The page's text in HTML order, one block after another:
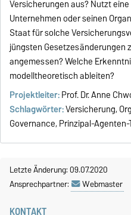
Versicherungen aus? Nutzt
Unternehmen oder seinen
Staat für solche
jüngsten Gesetzesänderungen
angemessen? Welche
modelltheoretisch ableiten?
Projektleiter:Prof. Dr. Anne
Schlagwörter:Versicherung,
Governance, Prinzipal-
Letzte Änderung: 09.07.2020
Ansprechpartner:
Webmaster
KONTAKT